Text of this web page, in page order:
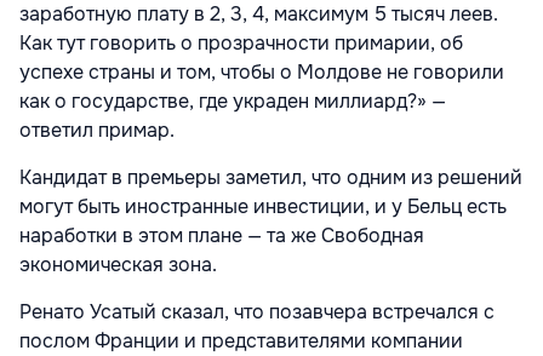
заработную плату в 2, 3, 4, максимум 5 тысяч леев.
Как тут говорить о прозрачности примарии, об
успехе страны и том, чтобы о Молдове не говорили
как о государстве, где украден миллиард?» —
ответил примар.
Кандидат в премьеры заметил, что одним из решений
могут быть иностранные инвестиции, и у Бельц есть
наработки в этом плане — та же Свободная
экономическая зона.
Ренато Усатый сказал, что позавчера встречался с
послом Франции и представителями компании